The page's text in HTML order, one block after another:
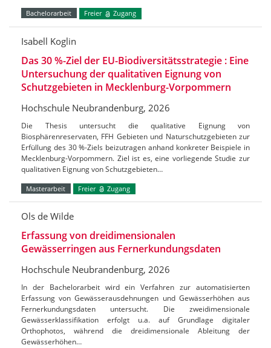
Bachelorarbeit Freier Zugang
Isabell Koglin
Das 30 %-Ziel der EU-Biodiversitätsstrategie : Eine
Untersuchung der qualitativen Eignung von
Schutzgebieten in Mecklenburg-Vorpommern
Hochschule Neubrandenburg, 2026
Die Thesis untersucht die qualitative Eignung von
Biosphärenreservaten, FFH Gebieten und Naturschutzgebieten zur
Erfüllung des 30 %-Ziels beizutragen anhand konkreter Beispiele in
Mecklenburg-Vorpommern. Ziel ist es, eine vorliegende Studie zur
qualitativen Eignung von Schutzgebieten…
Masterarbeit Freier Zugang
Ols de Wilde
Erfassung von dreidimensionalen
Gewässerringen aus Fernerkundungsdaten
Hochschule Neubrandenburg, 2026
In der Bachelorarbeit wird ein Verfahren zur automatisierten
Erfassung von Gewässerausdehnungen und Gewässerhöhen aus
Fernerkundungsdaten untersucht. Die zweidimensionale
Gewässerklassifikation erfolgt u.a. auf Grundlage digitaler
Orthophotos, während die dreidimensionale Ableitung der
Gewässerhöhen…